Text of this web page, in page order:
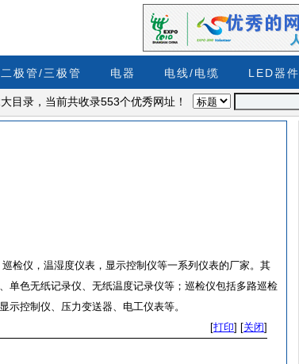
二极管/三极管 电器 电线/电缆 LED器件
目录，当前共收录553个优秀网址！
检仪，温湿度仪表，显示控制仪等一系列仪表的厂家。其
单色无纸记录仪、无纸温度记录仪等；巡检仪包括多路巡检
控制仪、压力变送器、电工仪表等。
[打印] [关闭]